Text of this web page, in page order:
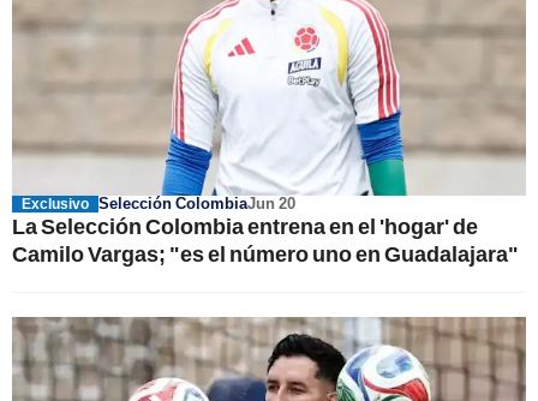
Exclusivo Selección ColombiaJun 20
La Selección Colombia entrena en el 'hogar' de
Camilo Vargas; "es el número uno en Guadalajara"